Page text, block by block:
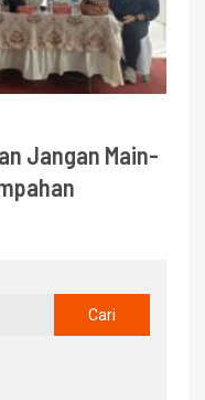
Jangan Main-